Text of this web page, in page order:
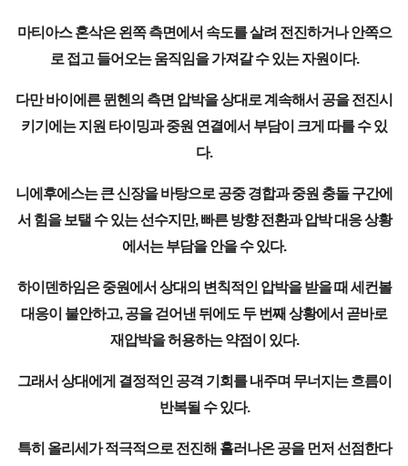
마티아스 혼삭은 왼쪽 측면에서 속도를 살려 전진하거나 안쪽으
로 접고 들어오는 움직임을 가져갈 수 있는 자원이다.
다만 바이에른 뮌헨의 측면 압박을 상대로 계속해서 공을 전진시
키기에는 지원 타이밍과 중원 연결에서 부담이 크게 따를 수 있
다.
니에후에스는 큰 신장을 바탕으로 공중 경합과 중원 충돌 구간에
서 힘을 보탤 수 있는 선수지만, 빠른 방향 전환과 압박 대응 상황
에서는 부담을 안을 수 있다.
하이덴하임은 중원에서 상대의 변칙적인 압박을 받을 때 세컨볼
대응이 불안하고, 공을 걷어낸 뒤에도 두 번째 상황에서 곧바로
재압박을 허용하는 약점이 있다.
그래서 상대에게 결정적인 공격 기회를 내주며 무너지는 흐름이
반복될 수 있다.
특히 올리세가 적극적으로 전진해 흘러나온 공을 먼저 선점한다